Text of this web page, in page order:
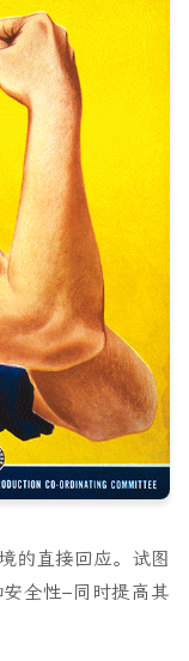
的直接回应。试图
全性–同时提高其